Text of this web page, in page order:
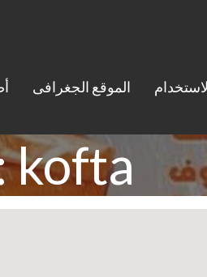
الموقع الجغرافى
kofta